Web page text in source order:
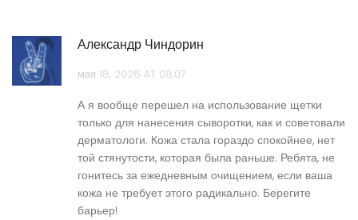
Александр Чиндорин
мая 18, 2026 AT 08:07
А я вообще перешел на использование щетки
только для нанесения сыворотки, как и советовали
дерматологи. Кожа стала гораздо спокойнее, нет
той стянутости, которая была раньше. Ребята, не
гонитесь за ежедневным очищением, если ваша
кожа не требует этого радикально. Берегите
барьер!